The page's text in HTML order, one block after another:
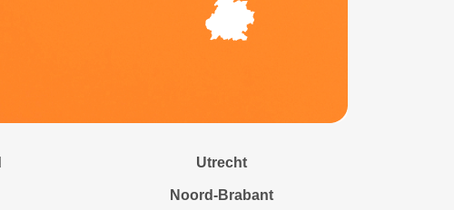
Utrecht
Noord-Brabant